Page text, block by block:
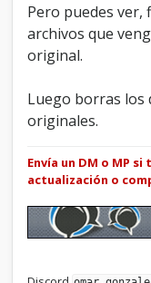
Pero puedes
archivos que
original.
Luego borras los
originales.
Envía un DM o MP
actualización o